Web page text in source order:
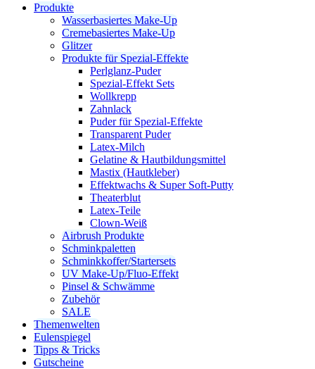
Produkte
Wasserbasiertes Make-Up
Cremebasiertes Make-Up
Glitzer
Produkte für Spezial-Effekte
Perlglanz-Puder
Spezial-Effekt Sets
Wollkrepp
Zahnlack
Puder für Spezial-Effekte
Transparent Puder
Latex-Milch
Gelatine & Hautbildungsmittel
Mastix (Hautkleber)
Effektwachs & Super Soft-Putty
Theaterblut
Latex-Teile
Clown-Weiß
Airbrush Produkte
Schminkpaletten
Schminkkoffer/Startersets
UV Make-Up/Fluo-Effekt
Pinsel & Schwämme
Zubehör
SALE
Themenwelten
Eulenspiegel
Tipps & Tricks
Gutscheine